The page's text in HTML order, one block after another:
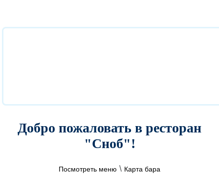
Добро пожаловать в ресторан
"Сноб"!
Посмотреть меню \ Карта бара